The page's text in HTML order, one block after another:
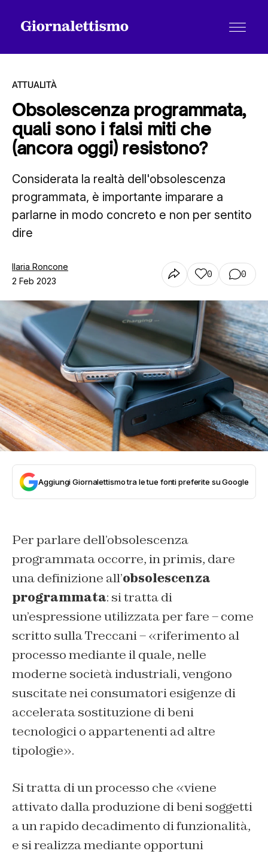
Tutti gli articoli
Chi siamo
Contatti
ATTUALITÀ
Obsolescenza programmata,
quali sono i falsi miti che
(ancora oggi) resistono?
Considerata la realtà dell'obsolescenza
programmata, è importante imparare a
parlarne in modo concreto e non per sentito
dire
Ilaria Roncone
2 Feb 2023
0 0
Aggiungi Giornalettismo tra le tue fonti preferite su Google
Per parlare dell’obsolescenza
programmata occorre, in primis, dare
una definizione all’obsolescenza
programmata: si tratta di
un’espressione utilizzata per fare – come
scritto sulla Treccani – «riferimento al
processo mediante il quale, nelle
moderne società industriali, vengono
suscitate nei consumatori esigenze di
accelerata sostituzione di beni
tecnologici o appartenenti ad altre
tipologie».
Si tratta di un processo che «viene
attivato dalla produzione di beni soggetti
a un rapido decadimento di funzionalità,
e si realizza mediante opportuni